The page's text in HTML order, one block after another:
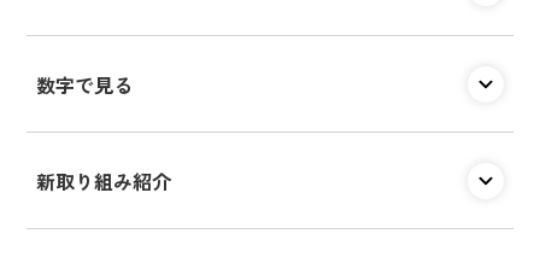
数字で見る
新取り組み紹介